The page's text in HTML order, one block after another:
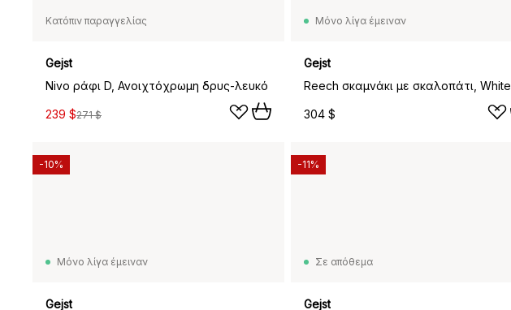
Κατόπιν παραγγελίας
Gejst
Nivo ράφι D, Ανοιχτόχρωμη δρυς-λευκό
239 $271 $
Μόνο λίγα έμειναν
Gejst
Reech σκαμνάκι με σκαλοπάτι, White
304 $
Μόνο λίγα έμειναν
Gejst
-10%
Σε απόθεμα
Gejst
-11%